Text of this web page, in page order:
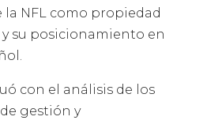
NFL como propiedad
su posicionamiento en
con el análisis de los
gestión y